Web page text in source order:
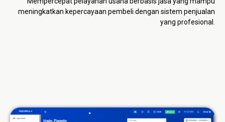
meningkatkan kepercayaan pembeli dengan sistem penjualan
yang profesional.